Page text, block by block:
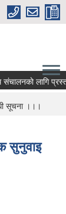
लागि
सूचना ।।।
सुनुवाइ